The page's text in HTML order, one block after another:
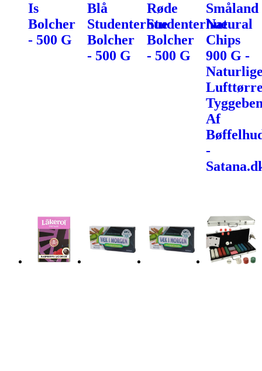
Is
Bolcher
- 500 G
Blå
Studenterhue
Bolcher
- 500 G
Røde
Studenterhue
Bolcher
- 500 G
Småland
Natural
Chips
900 G -
Af
-